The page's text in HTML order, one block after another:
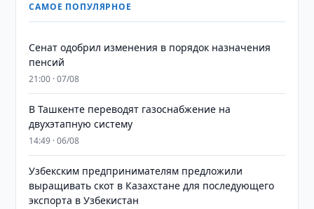
САМОЕ ПОПУЛЯРНОЕ
Сенат одобрил изменения в порядок назначения
пенсий
21:00 · 07/08
В Ташкенте переводят газоснабжение на
двухэтапную систему
14:49 · 06/08
Узбекским предпринимателям предложили
выращивать скот в Казахстане для последующего
экспорта в Узбекистан